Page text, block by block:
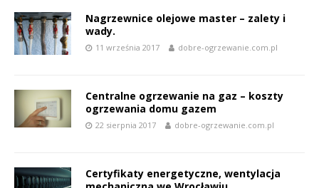
Nagrzewnice olejowe master – zalety i
wady.
11 września 2017 dobre-ogrzewanie.com.pl
Centralne ogrzewanie na gaz – koszty
ogrzewania domu gazem
22 sierpnia 2017 dobre-ogrzewanie.com.pl
Certyfikaty energetyczne, wentylacja